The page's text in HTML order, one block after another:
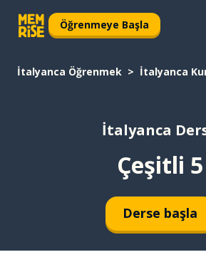
Öğrenmeye Başla
İtalyanca Öğrenmek İtalyanca
İtalyanca
Çeşitli 5
Derse başla